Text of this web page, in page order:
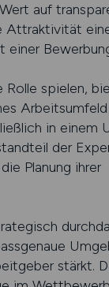
auf
Attraktivität
einer
Rolle spielen,
in einem
der
Planung ihrer
stärkt.